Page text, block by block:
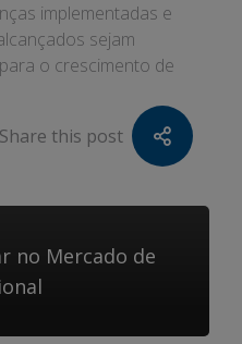
implementadas e
sejam
o crescimento de
Share this post
no Mercado de